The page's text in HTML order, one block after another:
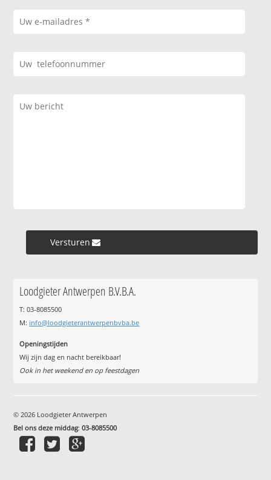
Versturen »
Loodgieter Antwerpen B.V.B.A.
T: 03-8085500
M: info@loodgieterantwerpenbvba.be
Openingstijden
Wij zijn dag en nacht bereikbaar!
Ook in het weekend en op feestdagen
© 2026 Loodgieter Antwerpen
Bel ons deze middag:03-8085500